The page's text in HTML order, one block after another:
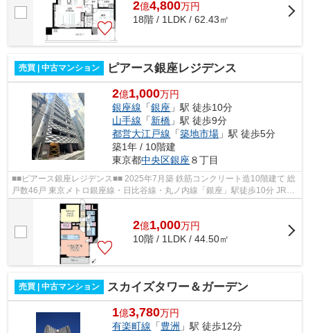
2億4,800万円
18階 / 1LDK / 62.43㎡
売買 | 中古マンション ピアース銀座レジデンス
2億1,000万円
銀座線 「銀座 」駅 徒歩10分
山手線 「新橋 」駅 徒歩9分
都営大江戸線 「築地市場 」駅 徒歩5分
築1年 / 10階建
東京都中央区銀座 ８丁目
■■ピアース銀座レジデンス■■ 2025年7月築 鉄筋コンクリート造10階建て 総
戸数46戸 東京メトロ銀座線・日比谷線・丸ノ内線「銀座」駅徒歩10分 JR山
手線・京浜東北線・東海道線「新橋...
2億1,000万円
10階 / 1LDK / 44.50㎡
売買 | 中古マンション スカイズタワー＆ガーデン
1億3,780万円
有楽町線 「豊洲 」駅 徒歩12分